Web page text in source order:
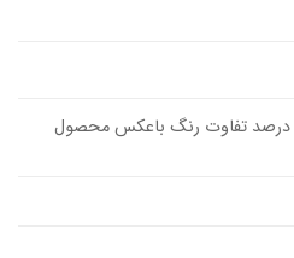
امکان ۱۰ تا ۲۰ درصد تفاوت رنگ باعکس محصول